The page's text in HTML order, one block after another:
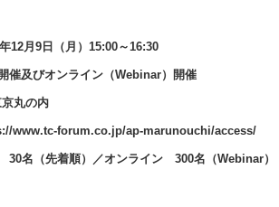
12月9日（月）15:00～16:30
催及びオンライン（Webinar）開催
丸の内
www.tc-forum.co.jp/ap-marunouchi/access/
名（先着順）／オンライン 300名（Webinar）